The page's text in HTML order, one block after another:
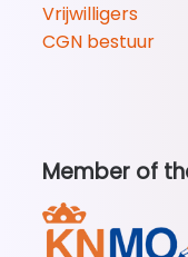
Vrijwilligers
CGN bestuur
Member of